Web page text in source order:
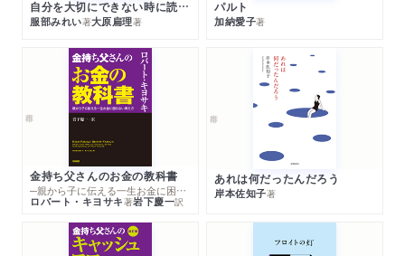
自分を大切にできない時に読む本
服部みれい著大原扁理著
パルト
加納愛子著
金持ち父さんのお金の教科書
─親から子に伝える一生お金に困らない考え方
ロバート・キヨサキ著岩下慶一訳
あれは何だったんだろう
岸本佐知子著